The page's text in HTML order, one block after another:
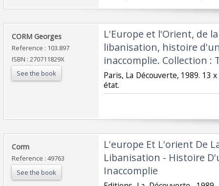
‎CORM Georges‎
Reference : 103.897
ISBN : 270711829X
See the book
‎L'Europe et l'Orient, de
libanisation, histoire
inaccomplie. Collection :
‎Paris, La Découverte, 1989. 13
état.‎
‎Corm‎
Reference : 49763
See the book
‎L'europe Et L'orient De
Libanisation - Histoire
Inaccomplie‎